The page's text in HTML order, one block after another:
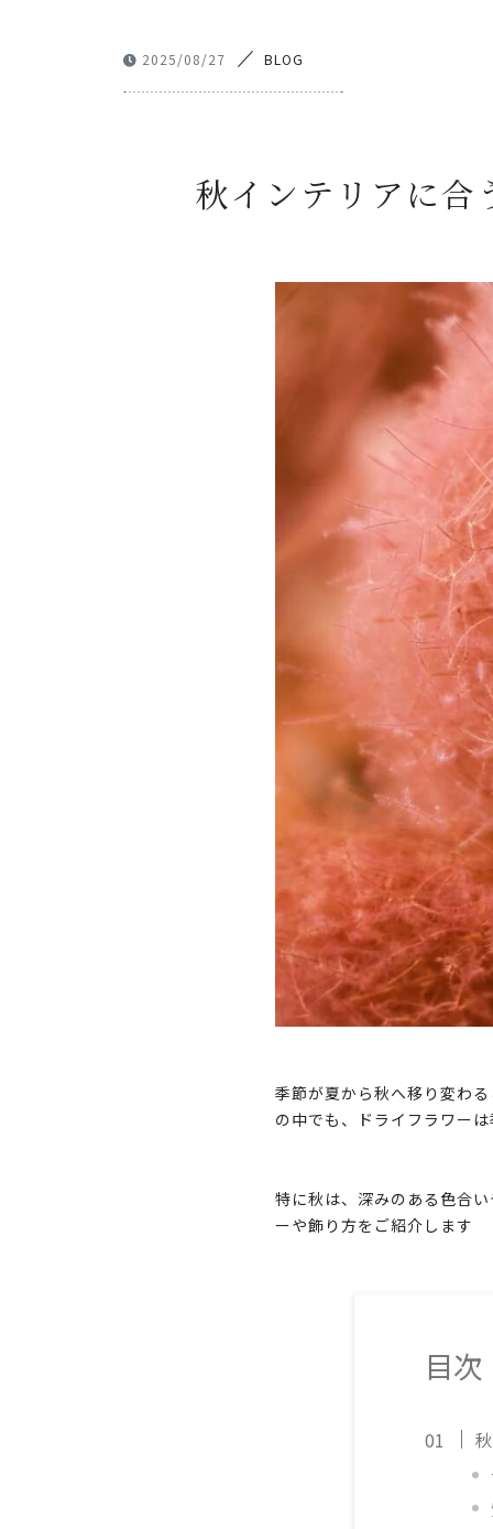
2025/08/27 BLOG
秋インテリアに合
季節が夏から秋へ移り変わ
の中でも、ドライフラワー
特に秋は、深みのある色合
ーや飾り方をご紹介します
目次